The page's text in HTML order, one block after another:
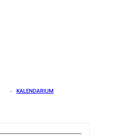
KALENDARIUM